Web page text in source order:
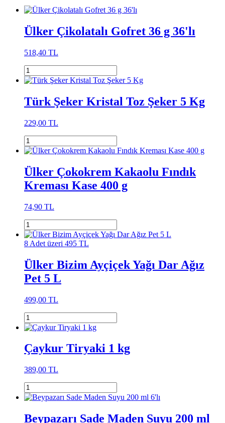
Ülker Çikolatalı Gofret 36 g 36'lı
518,40 TL
Türk Şeker Kristal Toz Şeker 5 Kg
229,00 TL
Ülker Çokokrem Kakaolu Fındık
Kreması Kase 400 g
74,90 TL
8 Adet üzeri 495 TL
Ülker Bizim Ayçiçek Yağı Dar Ağız
Pet 5 L
499,00 TL
Çaykur Tiryaki 1 kg
389,00 TL
Beypazarı Sade Maden Suyu 200 ml